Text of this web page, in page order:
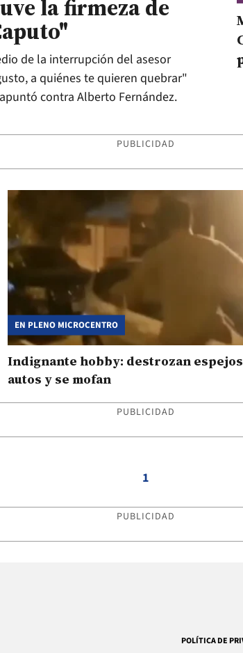
la firmeza de
de la interrupción del asesor
a quiénes te quieren quebrar"
contra Alberto Fernández.
PUBLICIDAD
EN PLENO MICROCENTRO
Indignante hobby: destrozan
autos y se mofan
PUBLICIDAD
1
PUBLICIDAD
POLÍTICA DE